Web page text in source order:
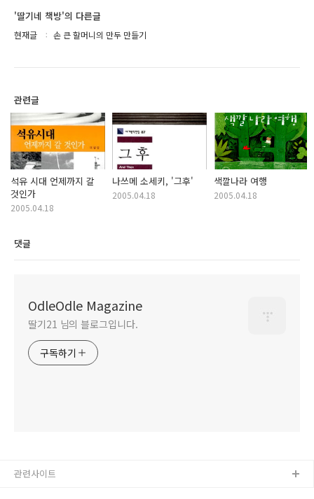
'딸기네 책방'의 다른글
현재글 손 큰 할머니의 만두 만들기
관련글
석유 시대 언제까지 갈
것인가
2005.04.18
나쓰메 소세키, '그후'
2005.04.18
색깔나라 여행
2005.04.18
댓글
OdleOdle Magazine
딸기21 님의 블로그입니다.
구독하기
관련사이트